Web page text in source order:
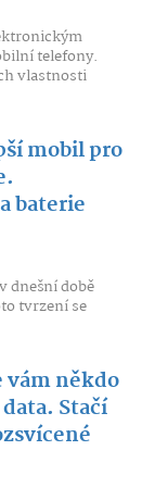
telefony.
vlastnosti
mobil pro
baterie
dnešní době
tvrzení se
vám někdo
Stačí